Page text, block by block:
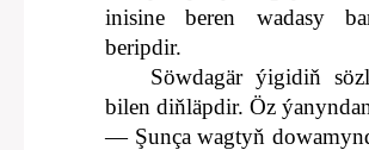
inisine beren wadasy
beripdir.
Söwdagär ýigidiň
bilen diňläpdir. Öz
— Şunça wagtyň